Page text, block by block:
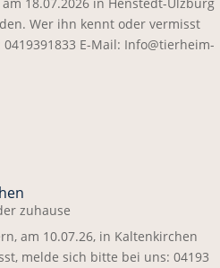
Wer ihn kennt oder vermisst
E-Mail: Info@tierheim-
zuhause
am 10.07.26, in Kaltenkirchen
melde sich bitte bei uns: 04193